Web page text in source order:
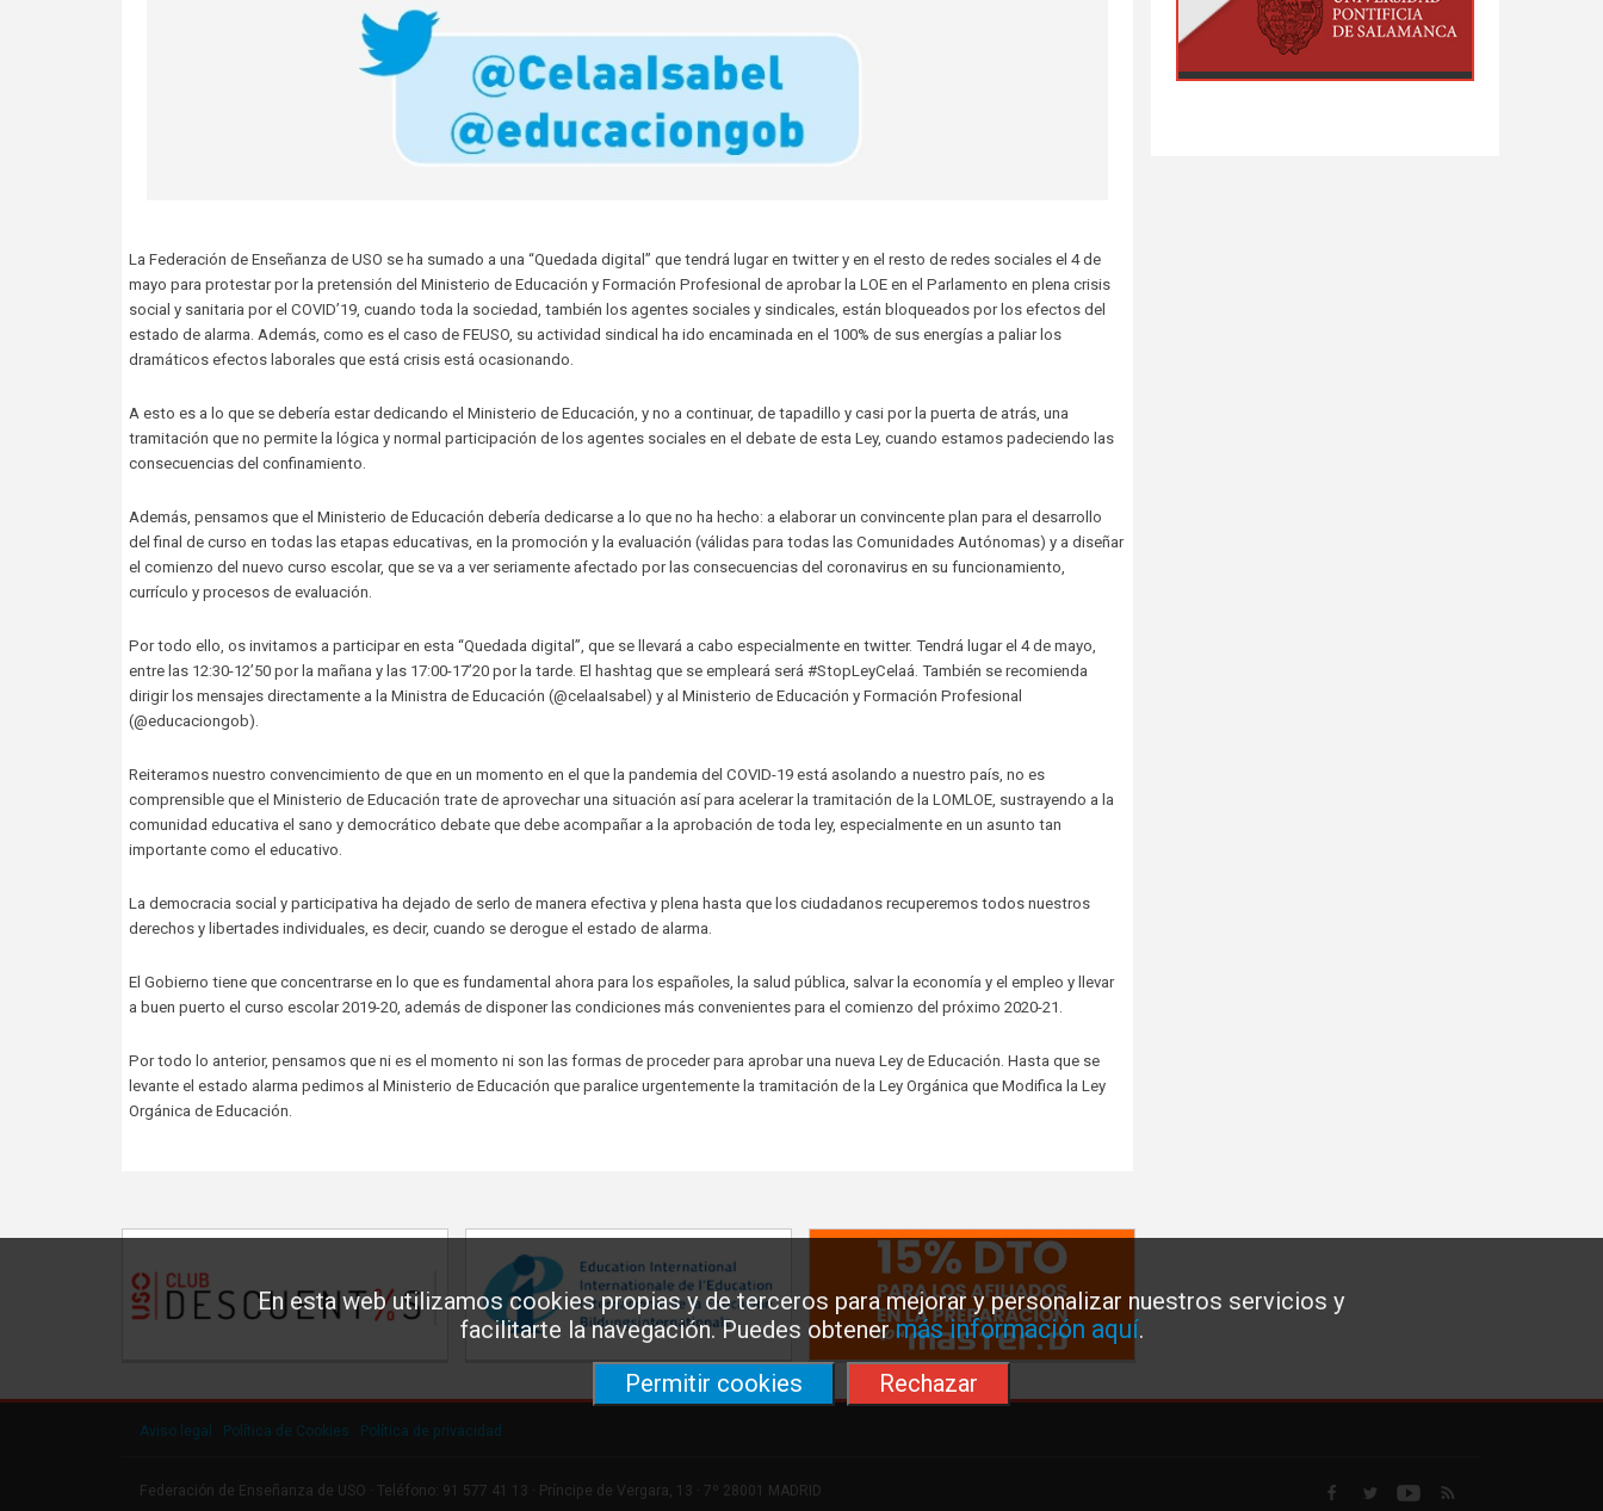
En esta web utilizamos cookies propias y de terceros para mejorar y personalizar nuestros servicios y
facilitarte la navegación. Puedes obtenermás información aquí.
Permitir cookies
Rechazar
La Federación de Enseñanza de USO se ha sumado a una “Quedada digital” que tendrá lugar en twitter y en el resto de redes sociales el 4 de
mayo para protestar por la pretensión del Ministerio de Educación y Formación Profesional de aprobar la LOE en el Parlamento en plena crisis
social y sanitaria por el COVID’19, cuando toda la sociedad, también los agentes sociales y sindicales, están bloqueados por los efectos del
estado de alarma. Además, como es el caso de FEUSO, su actividad sindical ha ido encaminada en el 100% de sus energías a paliar los
dramáticos efectos laborales que está crisis está ocasionando.
A esto es a lo que se debería estar dedicando el Ministerio de Educación, y no a continuar, de tapadillo y casi por la puerta de atrás, una
tramitación que no permite la lógica y normal participación de los agentes sociales en el debate de esta Ley, cuando estamos padeciendo las
consecuencias del confinamiento.
Además, pensamos que el Ministerio de Educación debería dedicarse a lo que no ha hecho: a elaborar un convincente plan para el desarrollo
del final de curso en todas las etapas educativas, en la promoción y la evaluación (válidas para todas las Comunidades Autónomas) y a diseñar
el comienzo del nuevo curso escolar, que se va a ver seriamente afectado por las consecuencias del coronavirus en su funcionamiento,
currículo y procesos de evaluación.
Por todo ello, os invitamos a participar en esta “Quedada digital”, que se llevará a cabo especialmente en twitter. Tendrá lugar el 4 de mayo,
entre las 12:30-12’50 por la mañana y las 17:00-17’20 por la tarde. El hashtag que se empleará será #StopLeyCelaá. También se recomienda
dirigir los mensajes directamente a la Ministra de Educación (@celaaIsabel) y al Ministerio de Educación y Formación Profesional
(@educaciongob).
Reiteramos nuestro convencimiento de que en un momento en el que la pandemia del COVID-19 está asolando a nuestro país, no es
comprensible que el Ministerio de Educación trate de aprovechar una situación así para acelerar la tramitación de la LOMLOE, sustrayendo a la
comunidad educativa el sano y democrático debate que debe acompañar a la aprobación de toda ley, especialmente en un asunto tan
importante como el educativo.
La democracia social y participativa ha dejado de serlo de manera efectiva y plena hasta que los ciudadanos recuperemos todos nuestros
derechos y libertades individuales, es decir, cuando se derogue el estado de alarma.
El Gobierno tiene que concentrarse en lo que es fundamental ahora para los españoles, la salud pública, salvar la economía y el empleo y llevar
a buen puerto el curso escolar 2019-20, además de disponer las condiciones más convenientes para el comienzo del próximo 2020-21.
Por todo lo anterior, pensamos que ni es el momento ni son las formas de proceder para aprobar una nueva Ley de Educación. Hasta que se
levante el estado alarma pedimos al Ministerio de Educación que paralice urgentemente la tramitación de la Ley Orgánica que Modifica la Ley
Orgánica de Educación.
Aviso legal Política de Cookies Política de privacidad
Federación de Enseñanza de USO · Teléfono: 91 577 41 13 · Príncipe de Vergara, 13 · 7º 28001 MADRID